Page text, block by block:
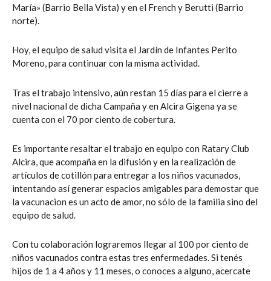
María» (Barrio Bella Vista) y en el French y Berutti (Barrio
norte).
Hoy, el equipo de salud visita el Jardín de Infantes Perito
Moreno, para continuar con la misma actividad.
Tras el trabajo intensivo, aún restan 15 días para el cierre a
nivel nacional de dicha Campaña y en Alcira Gigena ya se
cuenta con el 70 por ciento de cobertura.
Es importante resaltar el trabajo en equipo con Ratary Club
Alcira, que acompaña en la difusión y en la realización de
artículos de cotillón para entregar a los niños vacunados,
intentando así generar espacios amigables para demostar que
la vacunacion es un acto de amor, no sólo de la familia sino del
equipo de salud.
Con tu colaboración lograremos llegar al 100 por ciento de
niños vacunados contra estas tres enfermedades. Si tenés
hijos de 1 a 4 años y 11 meses, o conoces a alguno, acercate